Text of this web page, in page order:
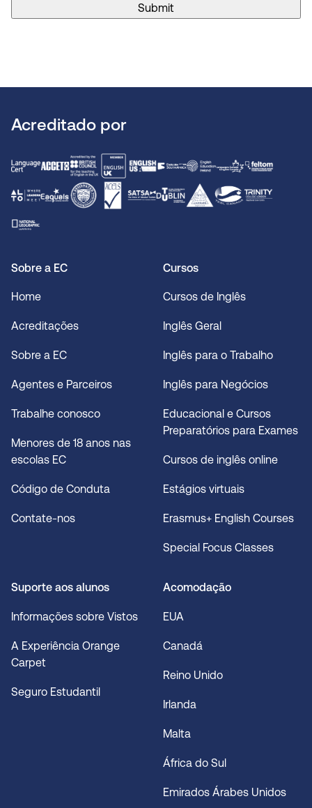
Submit
Acreditado por
Sobre a EC
Home
Acreditações
Sobre a EC
Agentes e Parceiros
Trabalhe conosco
Menores de 18 anos nas
escolas EC
Código de Conduta
Contate-nos
Cursos
Cursos de Inglês
Inglês Geral
Inglês para o Trabalho
Inglês para Negócios
Educacional e Cursos
Preparatórios para Exames
Cursos de inglês online
Estágios virtuais
Erasmus+ English Courses
Special Focus Classes
Suporte aos alunos
Informações sobre Vistos
A Experiência Orange
Carpet
Seguro Estudantil
Acomodação
EUA
Canadá
Reino Unido
Irlanda
Malta
África do Sul
Emirados Árabes Unidos